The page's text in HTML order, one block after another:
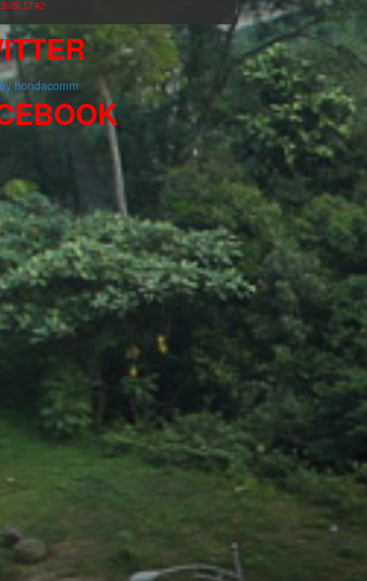
17:42
hondacomm